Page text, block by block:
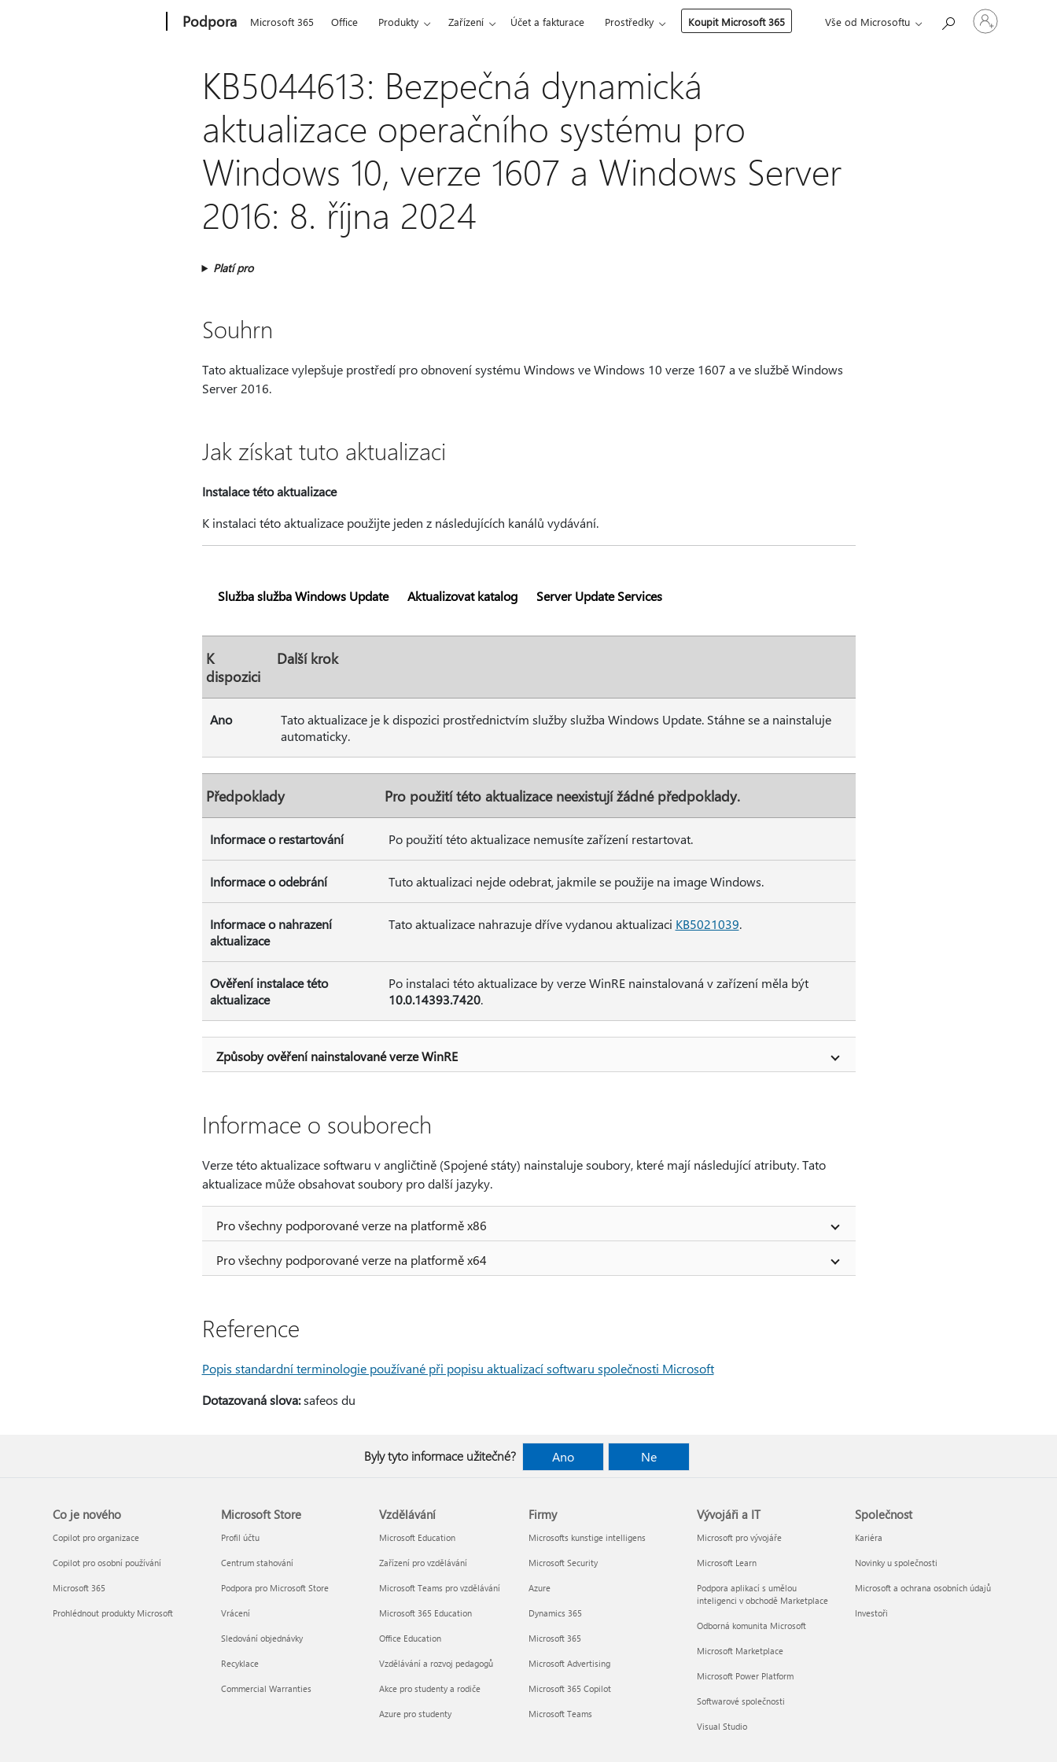
Podpora Microsoft 365 Office Produkty Zařízení Účet a fakturace Prostředky Koupit Microsoft 365 Vše od Microsoftu
Přihlaste
se
KB5044613: Bezpečná dynamická
aktualizace operačního systému pro
Windows 10, verze 1607 a Windows Server
2016: 8. října 2024
Platí pro
Souhrn
Tato aktualizace vylepšuje prostředí pro obnovení systému Windows ve Windows 10 verze 1607 a ve službě Windows
Server 2016.
Jak získat tuto aktualizaci
Instalace této aktualizace
K instalaci této aktualizace použijte jeden z následujících kanálů vydávání.
Služba služba Windows Update Aktualizovat katalog Server Update Services
K
dispozici
Další krok
Ano
Tato aktualizace je k dispozici prostřednictvím služby služba Windows Update. Stáhne se a nainstaluje
automaticky.
Předpoklady Pro použití této aktualizace neexistují žádné předpoklady.
Informace o restartování Po použití této aktualizace nemusíte zařízení restartovat.
Informace o odebrání Tuto aktualizaci nejde odebrat, jakmile se použije na image Windows.
Informace o nahrazení
aktualizace
Tato aktualizace nahrazuje dříve vydanou aktualizaci KB5021039.
Ověření instalace této
aktualizace
Po instalaci této aktualizace by verze WinRE nainstalovaná v zařízení měla být
10.0.14393.7420.
Způsoby ověření nainstalované verze WinRE
Informace o souborech
Verze této aktualizace softwaru v angličtině (Spojené státy) nainstaluje soubory, které mají následující atributy. Tato
aktualizace může obsahovat soubory pro další jazyky.
Pro všechny podporované verze na platformě x86
Pro všechny podporované verze na platformě x64
Reference
Popis standardní terminologie používané při popisu aktualizací softwaru společnosti Microsoft
Dotazovaná slova:safeos du
Byly tyto informace užitečné? Ano Ne
Co je nového
Copilot pro organizace
Copilot pro osobní používání
Microsoft 365
Prohlédnout produkty Microsoft
Microsoft Store
Profil účtu
Centrum stahování
Podpora pro Microsoft Store
Vrácení
Sledování objednávky
Recyklace
Commercial Warranties
Vzdělávání
Microsoft Education
Zařízení pro vzdělávání
Microsoft Teams pro vzdělávání
Microsoft 365 Education
Office Education
Vzdělávání a rozvoj pedagogů
Akce pro studenty a rodiče
Azure pro studenty
Firmy
Microsofts kunstige intelligens
Microsoft Security
Azure
Dynamics 365
Microsoft 365
Microsoft Advertising
Microsoft 365 Copilot
Microsoft Teams
Vývojáři a IT
Microsoft pro vývojáře
Microsoft Learn
Podpora aplikací s umělou
inteligenci v obchodě Marketplace
Odborná komunita Microsoft
Microsoft Marketplace
Microsoft Power Platform
Softwarové společnosti
Visual Studio
Společnost
Kariéra
Novinky u společnosti
Microsoft a ochrana osobních údajů
Investoři